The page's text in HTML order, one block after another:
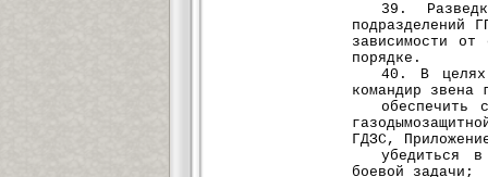
39.
подразделений
зависимости от
порядке.
40. В целях
командир звена
обеспечить
ГДЗС,
убедиться
боевой задачи;